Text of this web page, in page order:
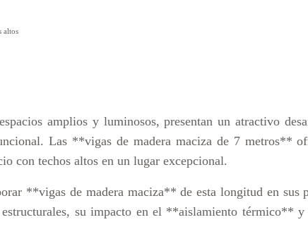
altos
amplios y luminosos, presentan un atractivo
Las **vigas de madera maciza de 7 metros**
con techos altos en un lugar excepcional.
**vigas de madera maciza** de esta longitud en
su impacto en el **aislamiento térmico**